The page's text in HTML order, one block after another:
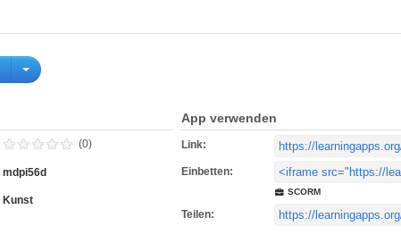
(0)
mdpi56d
Kunst
App verwenden
Link:
Einbetten:
SCORM
Teilen: